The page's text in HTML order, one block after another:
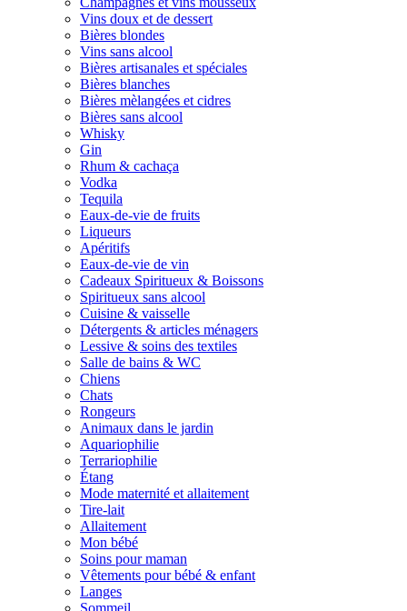
Vins doux et de dessert
Bières blondes
Vins sans alcool
Bières artisanales et spéciales
Bières blanches
Bières mèlangées et cidres
Bières sans alcool
Whisky
Gin
Rhum & cachaça
Vodka
Tequila
Eaux-de-vie de fruits
Liqueurs
Apéritifs
Eaux-de-vie de vin
Cadeaux Spiritueux & Boissons
Spiritueux sans alcool
Cuisine & vaisselle
Détergents & articles ménagers
Lessive & soins des textiles
Salle de bains & WC
Chiens
Chats
Rongeurs
Animaux dans le jardin
Aquariophilie
Terrariophilie
Étang
Mode maternité et allaitement
Tire-lait
Allaitement
Mon bébé
Soins pour maman
Vêtements pour bébé & enfant
Langes
Sommeil